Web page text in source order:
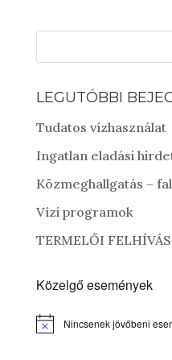
LEGUTÓBBI
Tudatos vízhasználat
Ingatlan eladási
Közmeghallgatás –
Vízi programok
TERMELŐI
Közelgő események
Notice Nincsenek jövőbeni